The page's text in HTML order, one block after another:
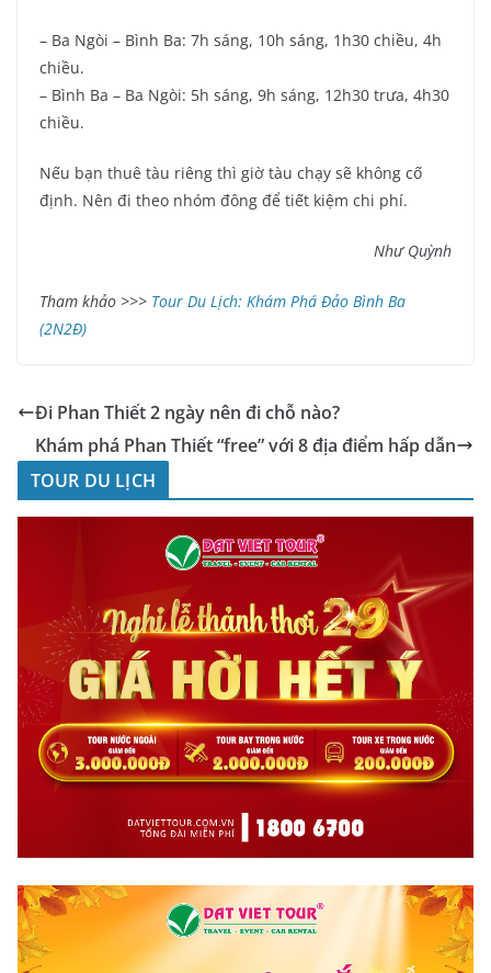
– Ba Ngòi – Bình Ba: 7h sáng, 10h sáng, 1h30 chiều, 4h
chiều.
– Bình Ba – Ba Ngòi: 5h sáng, 9h sáng, 12h30 trưa, 4h30
chiều.
Nếu bạn thuê tàu riêng thì giờ tàu chạy sẽ không cố
định. Nên đi theo nhóm đông để tiết kiệm chi phí.
Như Quỳnh
Tham khảo >>> Tour Du Lịch: Khám Phá Đảo Bình Ba
(2N2Đ)
Đi Phan Thiết 2 ngày nên đi chỗ nào?
Khám phá Phan Thiết “free” với 8 địa điểm hấp dẫn
TOUR DU LỊCH